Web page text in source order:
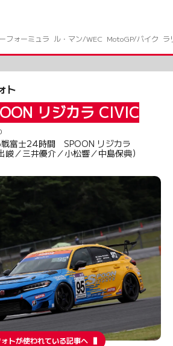
フォーミュラ ル・マン/WEC MotoGP/バイク ラ
ト
リジカラ CIVIC
戦富士24時間 SPOON リジカラ
／三井優介／小松響／中島保典）
トが使われている記事へ